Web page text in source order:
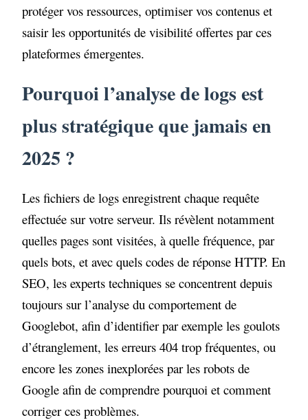
protéger vos ressources, optimiser vos contenus et
saisir les opportunités de visibilité offertes par ces
plateformes émergentes.
Pourquoi l’analyse de logs est
plus stratégique que jamais en
2025 ?
Les fichiers de logs enregistrent chaque requête
effectuée sur votre serveur. Ils révèlent notamment
quelles pages sont visitées, à quelle fréquence, par
quels bots, et avec quels codes de réponse HTTP. En
SEO, les experts techniques se concentrent depuis
toujours sur l’analyse du comportement de
Googlebot, afin d’identifier par exemple les goulots
d’étranglement, les erreurs 404 trop fréquentes, ou
encore les zones inexplorées par les robots de
Google afin de comprendre pourquoi et comment
corriger ces problèmes.